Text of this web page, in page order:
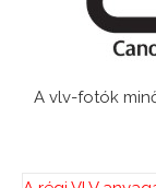
A vlv-fotók